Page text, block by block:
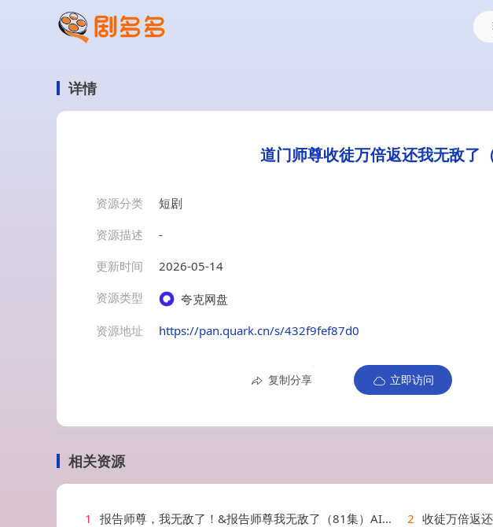
详情
道门师尊收徒万倍返还我无敌了（
资源分类
短剧
资源描述
-
更新时间
2026-05-14
资源类型
夸克网盘
资源地址
https://pan.quark.cn/s/432f9fef87d0
复制分享 立即访问
相关资源
1 报告师尊，我无敌了！&报告师尊我无敌了（81集）AI短剧 2 收徒万倍返